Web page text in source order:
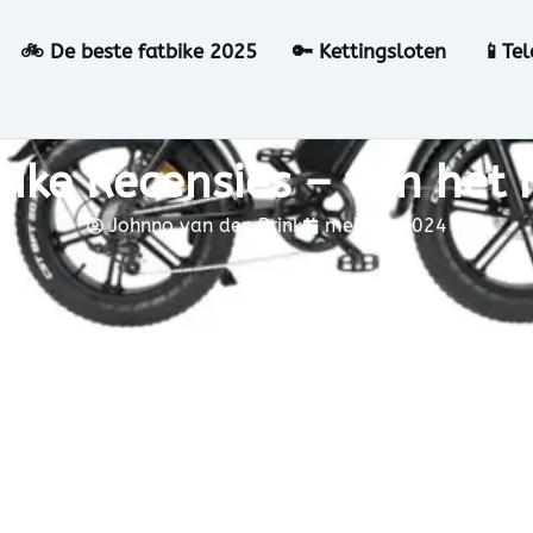
🚲 De beste fatbike 2025 🔑 Kettingsloten
Recensies – van
Johnno van den Brink mei 28, 2024